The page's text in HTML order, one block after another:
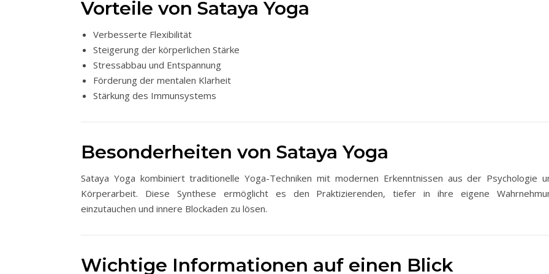
Vorteile von Sataya Yoga
Verbesserte Flexibilität
Steigerung der körperlichen Stärke
Stressabbau und Entspannung
Förderung der mentalen Klarheit
Stärkung des Immunsystems
Besonderheiten von Sataya Yoga
Sataya Yoga kombiniert traditionelle Yoga-Techniken mit modernen Erkenntnissen aus der Psychologie
Körperarbeit. Diese Synthese ermöglicht es den Praktizierenden, tiefer in ihre eigene
einzutauchen und innere Blockaden zu lösen.
Wichtige Informationen auf einen Blick